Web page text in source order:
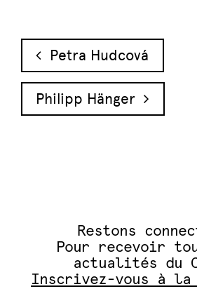
Navigation
Petra Hudcová
Philipp Hänger
Restons
Pour recevoir
actualités du
Inscrivez-vous à la